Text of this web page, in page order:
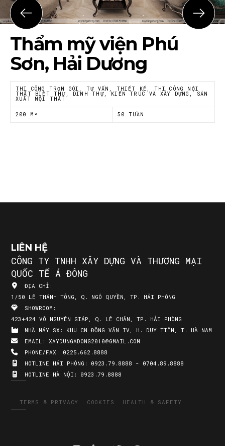
Họ tên *
Tôi đồng ý với
Á Đông
Thẩm mỹ viện Phú
Sơn, Hải Dương
THI CÔNG TRỌN GÓI, TƯ VẤN, THIẾT KẾ, THI CÔNG NỘI
THẤT BIỆT THỰ, DINH THỰ, KIẾN TRÚC VÀ XÂY DỰNG, SẢN
XUẤT NỘI THẤT
200 M² 50 TUẦN
LIÊN HỆ
CÔNG TY TNHH XÂY DỰNG VÀ THƯƠNG MẠI
QUỐC TẾ Á ĐÔNG
ĐỊA CHỈ:
1/50 LÊ THÁNH TÔNG, Q. NGÔ QUYỀN, TP. HẢI PHÒNG
SHOWROOM:
423+424 VÕ NGUYÊN GIÁP, Q. LÊ CHÂN, TP. HẢI PHÒNG
NHÀ MÁY SX: KHU CN ĐỒNG VĂN IV, H. DUY TIÊN, T. HÀ NAM
EMAIL: XAYDUNGADONG2010@GMAIL.COM
PHONE/FAX: 0225.662.8888
HOTLINE HẢI PHÒNG: 0923.79.8888 - 0704.89.8888
HOTLINE HÀ NỘI: 0923.79.8888
TERMS & PRIVACY COOKIES HEALTH & SAFETY